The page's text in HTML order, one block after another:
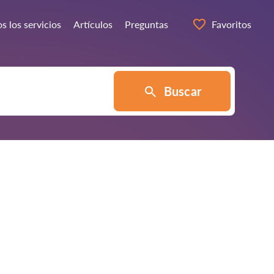
los servicios Artículos Preguntas Favoritos
Buscar